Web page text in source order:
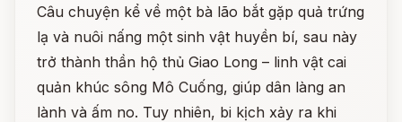
Câu chuyện kể về một bà lão bắt gặp quả trứng
lạ và nuôi nấng một sinh vật huyền bí, sau này
trở thành thần hộ thủ Giao Long – linh vật cai
quản khúc sông Mô Cuống, giúp dân làng an
lành và ấm no. Tuy nhiên, bi kịch xảy ra khi